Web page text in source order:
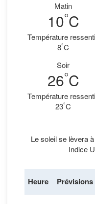
Matin
10°C
Température
8°C
Soir
26°C
Température
23°C
Le soleil se lèvera
Indice
Heure Prévisions